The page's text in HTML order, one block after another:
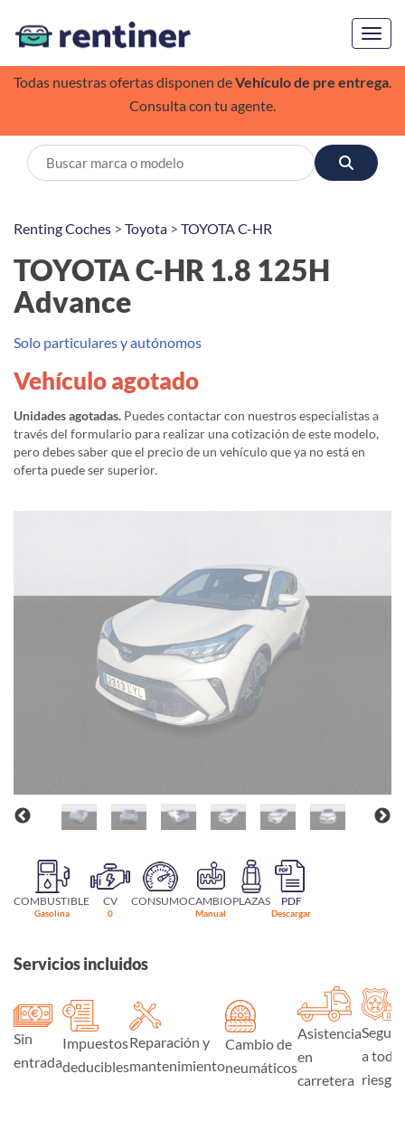
Todas nuestras ofertas disponen deVehículo de pre entrega.
Consulta con tu agente.
Renting Coches > Toyota > TOYOTA C-HR
TOYOTA C-HR 1.8 125H
Advance
Solo particulares y autónomos
Vehículo agotado
Unidades agotadas. Puedes contactar con nuestros especialistas a
través del formulario para realizar una cotización de este modelo,
pero debes saber que el precio de un vehículo que ya no está en
oferta puede ser superior.
COMBUSTIBLE
Gasolina
CV
0
CONSUMOCAMBIO
Manual
PLAZAS PDF
Descargar
Servicios incluidos
Sin
entrada
Impuestos
deducibles
Reparación y
mantenimiento
Cambio de
neumáticos
Asistencia
en
carretera
Seguro
a todo
riesgo